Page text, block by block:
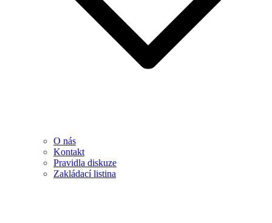
O nás
Kontakt
Pravidla diskuze
Zakládací listina